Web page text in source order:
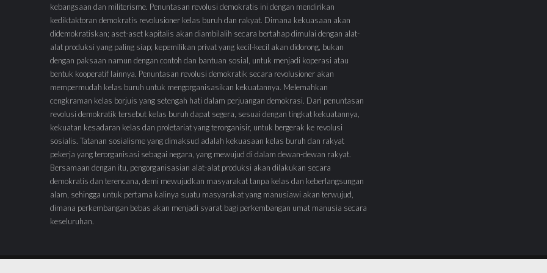
kebangsaan dan militerisme. Penuntasan revolusi demokratis ini dengan mendirikan
kediktaktoran demokratis revolusioner kelas buruh dan rakyat. Dimana kekuasaan akan
didemokratiskan; aset-aset kapitalis akan diambilalih secara bertahap dimulai dengan alat-
alat produksi yang paling siap; kepemilikan privat yang kecil-kecil akan didorong, bukan
dengan paksaan namun dengan contoh dan bantuan sosial, untuk menjadi koperasi atau
bentuk kooperatif lainnya. Penuntasan revolusi demokratik secara revolusioner akan
mempermudah kelas buruh untuk mengorganisasikan kekuatannya. Melemahkan
cengkraman kelas borjuis yang setengah hati dalam perjuangan demokrasi. Dari penuntasan
revolusi demokratik tersebut kelas buruh dapat segera, sesuai dengan tingkat kekuatannya,
kekuatan kesadaran kelas dan proletariat yang terorganisir, untuk bergerak ke revolusi
sosialis. Tatanan sosialisme yang dimaksud adalah kekuasaan kelas buruh dan rakyat
pekerja yang terorganisasi sebagai negara, yang mewujud di dalam dewan-dewan rakyat.
Bersamaan dengan itu, pengorganisasian alat-alat produksi akan dilakukan secara
demokratis dan terencana, demi mewujudkan masyarakat tanpa kelas dan keberlangsungan
alam, sehingga untuk pertama kalinya suatu masyarakat yang manusiawi akan terwujud,
dimana perkembangan bebas akan menjadi syarat bagi perkembangan umat manusia secara
keseluruhan.